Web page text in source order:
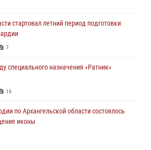
стартовал летний период подготовки
7
специального назначения «Ратник»
16
по Архангельской области состоялось
иконы